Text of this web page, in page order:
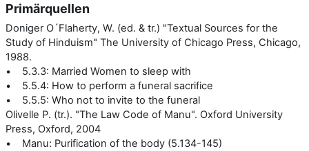
Primärquellen
Doniger O´Flaherty, W. (ed. & tr.) "Textual Sources for the
Study of Hinduism" The University of Chicago Press, Chicago,
1988.
• 5.3.3: Married Women to sleep with
• 5.5.4: How to perform a funeral sacrifice
• 5.5.5: Who not to invite to the funeral
Olivelle P. (tr.). "The Law Code of Manu". Oxford University
Press, Oxford, 2004
• Manu: Purification of the body (5.134-145)